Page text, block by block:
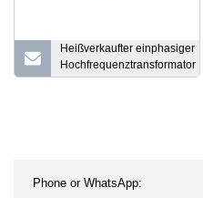
Heißverkaufter einphasiger
Hochfrequenztransformator
mit UL-Zulassung